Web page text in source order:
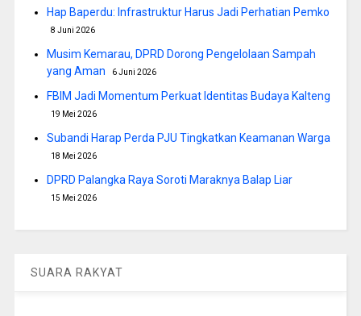
Hap Baperdu: Infrastruktur Harus Jadi Perhatian Pemko
8 Juni 2026
Musim Kemarau, DPRD Dorong Pengelolaan Sampah
yang Aman
6 Juni 2026
FBIM Jadi Momentum Perkuat Identitas Budaya Kalteng
19 Mei 2026
Subandi Harap Perda PJU Tingkatkan Keamanan Warga
18 Mei 2026
DPRD Palangka Raya Soroti Maraknya Balap Liar
15 Mei 2026
SUARA RAKYAT